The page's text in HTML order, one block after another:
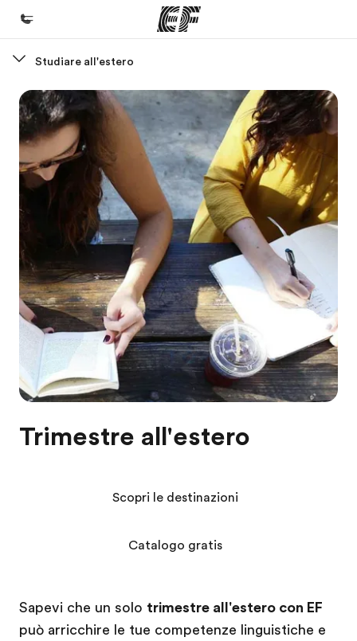
Benvenuto alla EF
Programmi
Vedi la nostra offerta
Uffici
Trova l'ufficio più vicino
Chi siamo
La nostra organizzazione
Carriera
Lavora con noi
Studiare all'estero
Trimestre all'estero
Sapevi che un solo trimestre all'estero con EF
può arricchire le tue competenze linguistiche e
Scopri le destinazioni
Catalogo gratis